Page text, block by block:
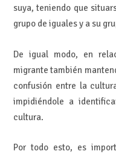
suya, teniendo que
grupo de iguales y a su
De igual modo, en
migrante también
confusión entre la
impidiéndole a
cultura.
Por todo esto, es